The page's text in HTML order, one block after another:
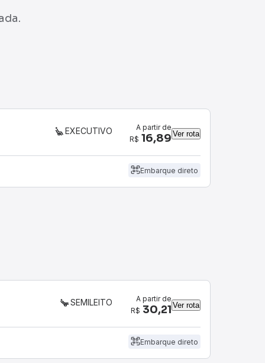
EXECUTIVO
A partir de
R$ 16,89 Ver rota
Embarque direto
SEMILEITO
A partir de
R$ 30,21 Ver rota
Embarque direto